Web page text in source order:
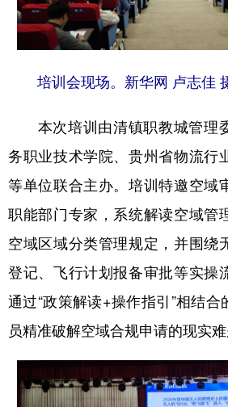
北京 天津 河
辽宁 吉林 上
浙江 安徽 福
广东 广西 海
四川 贵州 云
陕西 甘肃 青
新疆 内蒙古 黑
多语种频道
Русский язык 日
培训会现场。新华网 卢志佳
本次培训由清镇职教城管理
务职业技术学院、贵州省物流行
等单位联合主办。培训特邀空域
职能部门专家，系统解读空域管
空域区域分类管理规定，并围绕
登记、飞行计划报备审批等实操
通过“政策解读+操作指引”相结合
员精准破解空域合规申请的现实难